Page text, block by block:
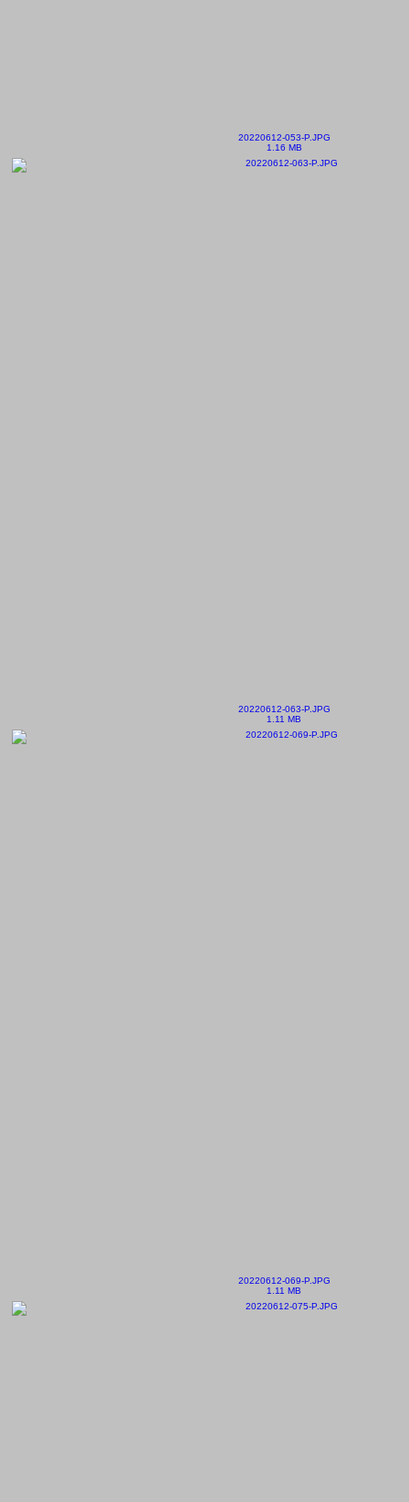
20220612-053-P.JPG
1.16 MB
20220612-063-P.JPG
1.11 MB
20220612-069-P.JPG
1.11 MB